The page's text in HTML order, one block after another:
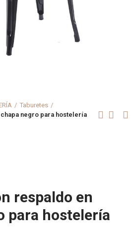
Taburetes
negro para hostelería
respaldo en
para hostelería